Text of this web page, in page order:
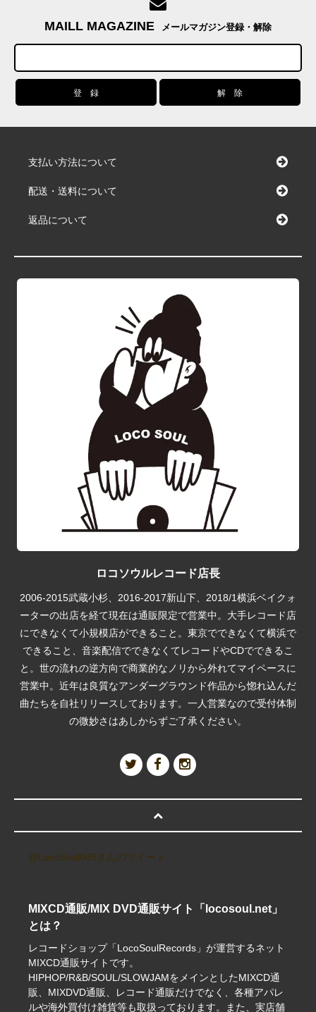
MAILL MAGAZINE メールマガジン登録・解除
支払い方法について
配送・送料について
返品について
ロコソウルレコード店長
2006-2015武蔵小杉、2016-2017新山下、2018/1横浜ベイクォ
ーターの出店を経て現在は通販限定で営業中。大手レコード店
にできなくて小規模店ができること。東京でできなくて横浜で
できること、音楽配信でできなくてレコードやCDでできるこ
と。世の流れの逆方向で商業的なノリから外れてマイペースに
営業中。近年は良質なアンダーグラウンド作品から惚れ込んだ
曲たちを自社リリースしております。一人営業なので受付体制
の微妙さはあしからずご了承ください。
@LocoSoul045さんのツイート
MIXCD通販/MIX DVD通販サイト「locosoul.net」
とは？
レコードショップ「LocoSoulRecords」が運営するネット
MIXCD通販サイトです。
HIPHOP/R&B/SOUL/SLOWJAMをメインとしたMIXCD通
販、MIXDVD通販、レコード通販だけでなく、各種アパレ
ルや海外買付け雑貨等も取扱っております。また、実店舗